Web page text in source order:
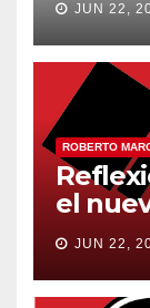
JUN 22,
ROBERTO
el
JUN 22,